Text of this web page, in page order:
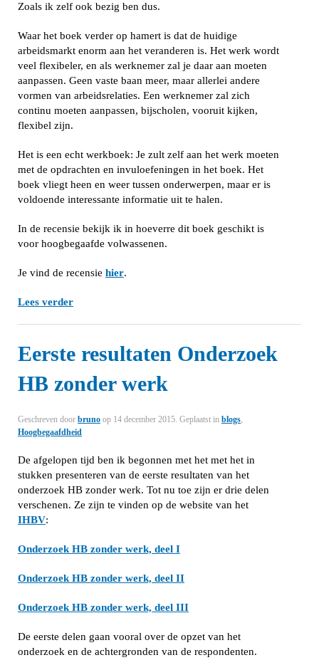
Zoals ik zelf ook bezig ben dus.
Waar het boek verder op hamert is dat de huidige
arbeidsmarkt enorm aan het veranderen is. Het werk wordt
veel flexibeler, en als werknemer zal je daar aan moeten
aanpassen. Geen vaste baan meer, maar allerlei andere
vormen van arbeidsrelaties. Een werknemer zal zich
continu moeten aanpassen, bijscholen, vooruit kijken,
flexibel zijn.
Het is een echt werkboek: Je zult zelf aan het werk moeten
met de opdrachten en invuloefeningen in het boek. Het
boek vliegt heen en weer tussen onderwerpen, maar er is
voldoende interessante informatie uit te halen.
In de recensie bekijk ik in hoeverre dit boek geschikt is
voor hoogbegaafde volwassenen.
Je vind de recensie hier.
Lees verder
Eerste resultaten Onderzoek
HB zonder werk
Geschreven door bruno op 14 december 2015. Geplaatst in blogs,
Hoogbegaafdheid
De afgelopen tijd ben ik begonnen met het met het in
stukken presenteren van de eerste resultaten van het
onderzoek HB zonder werk. Tot nu toe zijn er drie delen
verschenen. Ze zijn te vinden op de website van het
IHBV:
Onderzoek HB zonder werk, deel I
Onderzoek HB zonder werk, deel II
Onderzoek HB zonder werk, deel III
De eerste delen gaan vooral over de opzet van het
onderzoek en de achtergronden van de respondenten.